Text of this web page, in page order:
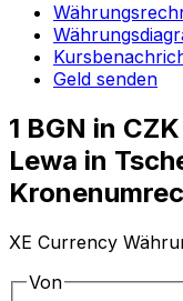
Geld senden
1 BGN in
Lewa in
XE Currency
Von